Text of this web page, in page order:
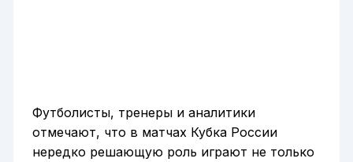
Футболисты, тренеры и аналитики
отмечают, что в матчах Кубка России
нередко решающую роль играют не только